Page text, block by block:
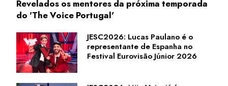
Revelados os mentores da próxima temporada
do 'The Voice Portugal'
JESC2026: Lucas Paulano é o
representante de Espanha no
Festival Eurovisão Júnior 2026